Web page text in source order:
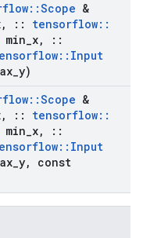
::Scope &
, :: tensorflow::
min x,
::
:: Input
y)
::Scope &
, :: tensorflow::
min x,
::
:: Input
y,
const